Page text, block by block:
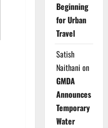
Beginning
for Urban
Travel
Satish
Naithani on
GMDA
Announces
Temporary
Water